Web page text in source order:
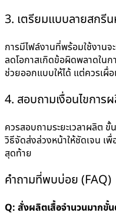
3. เตรียมแบบลายสกรีน
การมีไฟล์งานที่พร้อมใช้งานจะ
ลดโอกาสเกิดข้อผิดพลาดใน
ช่วยออกแบบให้ได้ แต่ควรเผื่อ
4. สอบถามเงื่อนไขการ
ควรสอบถามระยะเวลาผลิต ขั้
วิธีจัดส่งล่วงหน้าให้ชัดเจน เ
สุดท้าย
คำถามที่พบบ่อย (FAQ)
Q: สั่งผลิตเสื้อจำนวนมากขั้